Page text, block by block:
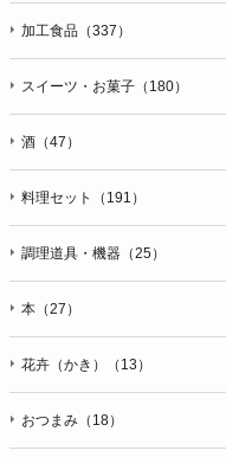
加工食品（337）
スイーツ・お菓子（180）
酒（47）
料理セット（191）
調理道具・機器（25）
本（27）
花卉（かき）（13）
おつまみ（18）